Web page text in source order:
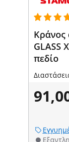
Κράνος
GLASS
πεδίο